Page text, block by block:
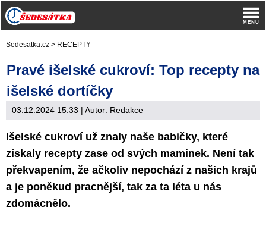
Sedesatka.cz > RECEPTY
Pravé išelské cukroví: Top recepty na
išelské dortíčky
03.12.2024 15:33 | Autor: Redakce
Išelské cukroví už znaly naše babičky, které
získaly recepty zase od svých maminek. Není tak
překvapením, že ačkoliv nepochází z našich krajů
a je poněkud pracnější, tak za ta léta u nás
zdomácnělo.